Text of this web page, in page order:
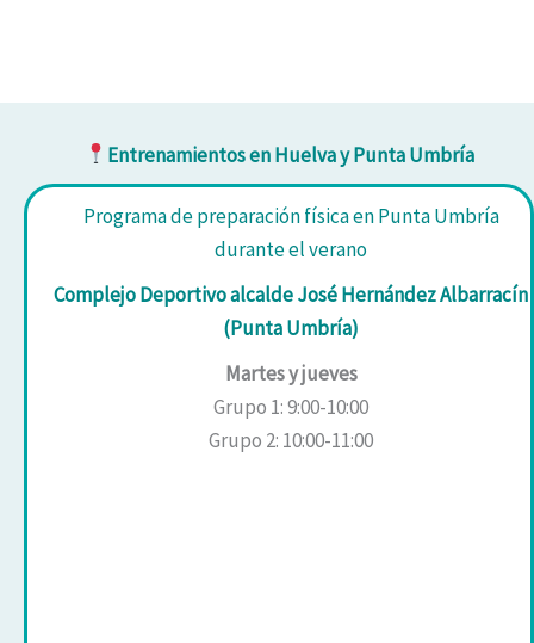
Entrenamientos en Huelva y Punta Umbría
Programa de preparación física en Punta Umbría
durante el verano
Complejo Deportivo alcalde José Hernández Albarracín
(Punta Umbría)
Martes y jueves
Grupo 1: 9:00-10:00
Grupo 2: 10:00-11:00